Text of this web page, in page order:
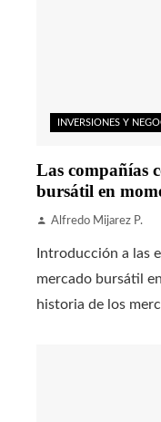
INVERSIONES Y
Las compañías
bursátil en
Alfredo Mijarez P.
Introducción a las
mercado bursátil
historia de los